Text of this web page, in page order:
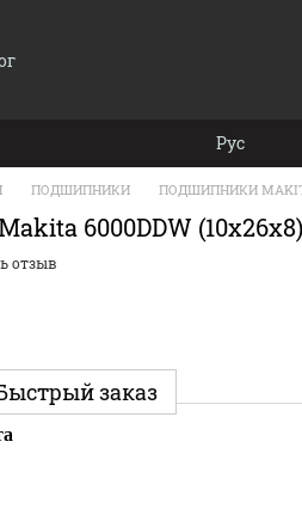
Рус
ПОДШИПНИКИ ПОДШИПНИКИ
6000DDW (10x26x8)
отзыв
заказ